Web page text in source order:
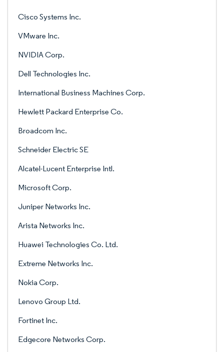
Cisco Systems Inc.
VMware Inc.
NVIDIA Corp.
Dell Technologies Inc.
International Business Machines Corp.
Hewlett Packard Enterprise Co.
Broadcom Inc.
Schneider Electric SE
Alcatel-Lucent Enterprise Intl.
Microsoft Corp.
Juniper Networks Inc.
Arista Networks Inc.
Huawei Technologies Co. Ltd.
Extreme Networks Inc.
Nokia Corp.
Lenovo Group Ltd.
Fortinet Inc.
Edgecore Networks Corp.